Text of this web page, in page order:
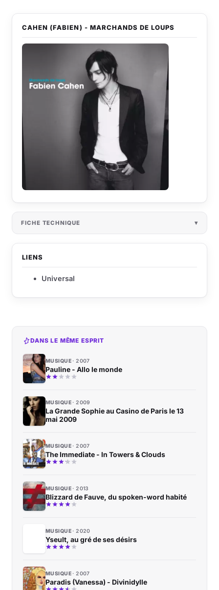
CAHEN (FABIEN) - MARCHANDS DE LOUPS
FICHE TECHNIQUE
LIENS
Universal
DANS LE MÊME ESPRIT
MUSIQUE 2007
Pauline - Allo le monde
MUSIQUE 2009
La Grande Sophie au Casino de Paris le 13
mai 2009
MUSIQUE 2007
The Immediate - In Towers & Clouds
MUSIQUE 2013
Blizzard de Fauve, du spoken-word habité
MUSIQUE 2020
Yseult, au gré de ses désirs
MUSIQUE 2007
Paradis (Vanessa) - Divinidylle